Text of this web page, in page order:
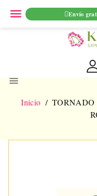
ENVIO GRATUITO
menu
Inicio
menu Envío